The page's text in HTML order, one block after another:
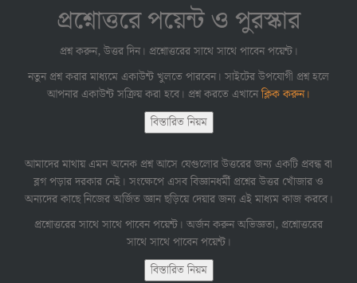
প্রশ্নোত্তরে পয়েন্ট ও পুরস্কার
প্রশ্ন করুন, উত্তর দিন। প্রশ্নোত্তরের সাথে সাথে পাবেন পয়েন্ট।
নতুন প্রশ্ন করার মাধ্যমে একাউন্ট খুলতে পারবেন। সাইটের উপযোগী প্রশ্ন হলে
আপনার একাউন্ট সক্রিয় করা হবে। প্রশ্ন করতে এখানেক্লিক করুন।
বিস্তারিত নিয়ম
আমাদের মাথায় এমন অনেক প্রশ্ন আসে যেগুলোর উত্তরের জন্য একটি প্রবন্ধ বা
ব্লগ পড়ার দরকার নেই। সংক্ষেপে এসব বিজ্ঞানধর্মী প্রশ্নের উত্তর খোঁজার ও
অন্যদের কাছে নিজের অর্জিত জ্ঞান ছড়িয়ে দেয়ার জন্য এই মাধ্যম কাজ করবে।
প্রশ্নোত্তরের সাথে সাথে পাবেন পয়েন্ট। অর্জন করুন অভিজ্ঞতা, প্রশ্নোত্তরের
সাথে সাথে পাবেন পয়েন্ট।
বিস্তারিত নিয়ম